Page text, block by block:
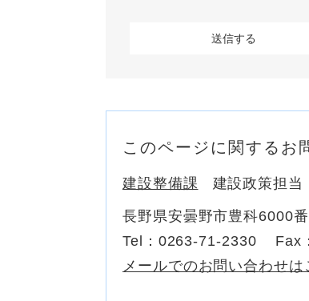
このページに関するお
建設整備課 建設政策担当
長野県安曇野市豊科6000
Tel：0263-71-2330
Fax
メールでのお問い合わせは